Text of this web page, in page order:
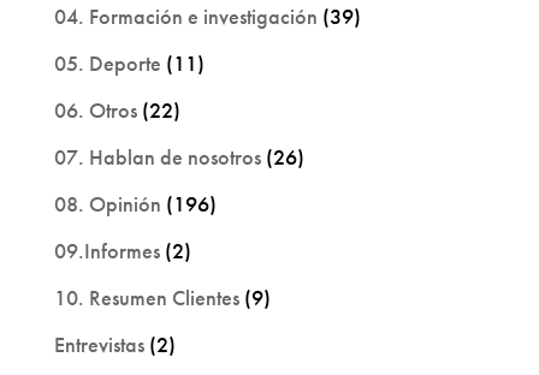
04. Formación e investigación (39)
05. Deporte (11)
06. Otros(22)
07. Hablan de nosotros(26)
08. Opinión (196)
09.Informes(2)
10. Resumen Clientes(9)
Entrevistas(2)